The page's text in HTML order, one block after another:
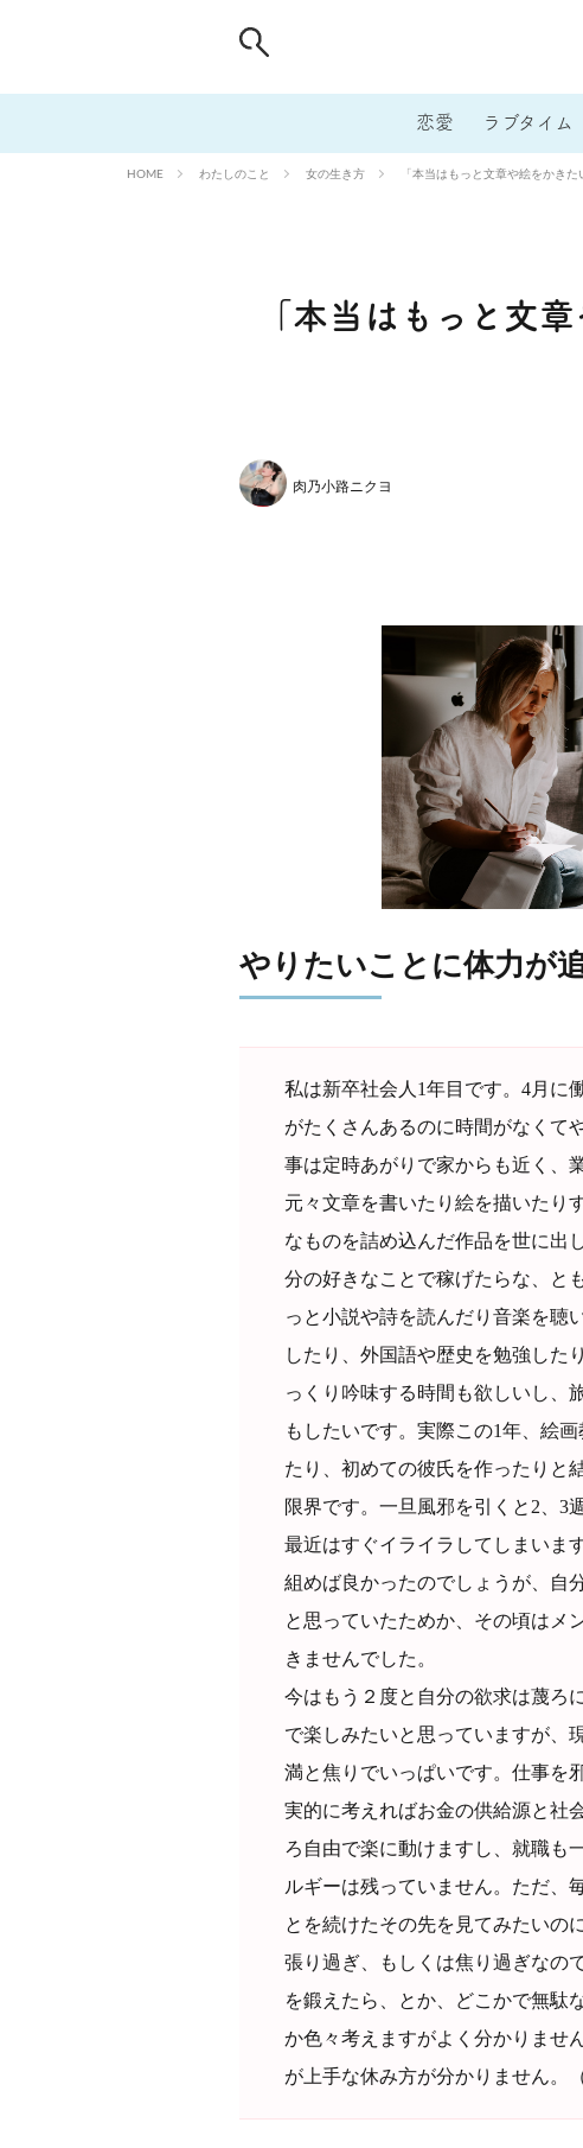
恋愛 ラブタイム
HOME わたしのこと 女の生き方 「本当はもっと文章や絵をかき
「本当はもっと文
肉乃小路ニクヨ
やりたいことに体力が
私は新卒社会人1年目です。4月に
がたくさんあるのに時間がなくて
事は定時あがりで家からも近く、
元々文章を書いたり絵を描いたり
なものを詰め込んだ作品を世に出
分の好きなことで稼げたらな、と
っと小説や詩を読んだり音楽を聴
したり、外国語や歴史を勉強した
っくり吟味する時間も欲しいし、
もしたいです。実際この1年、絵
たり、初めての彼氏を作ったりと
限界です。一旦風邪を引くと2、3
最近はすぐイライラしてしまいま
組めば良かったのでしょうが、自
と思っていたためか、その頃はメ
きませんでした。
今はもう２度と自分の欲求は蔑ろ
で楽しみたいと思っていますが、
満と焦りでいっぱいです。仕事を
実的に考えればお金の供給源と社
ろ自由で楽に動けますし、就職も
ルギーは残っていません。ただ、
とを続けたその先を見てみたいの
張り過ぎ、もしくは焦り過ぎなの
を鍛えたら、とか、どこかで無駄
か色々考えますがよく分かりませ
が上手な休み方が分かりません。